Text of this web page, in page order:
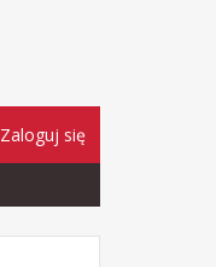
Zaloguj się